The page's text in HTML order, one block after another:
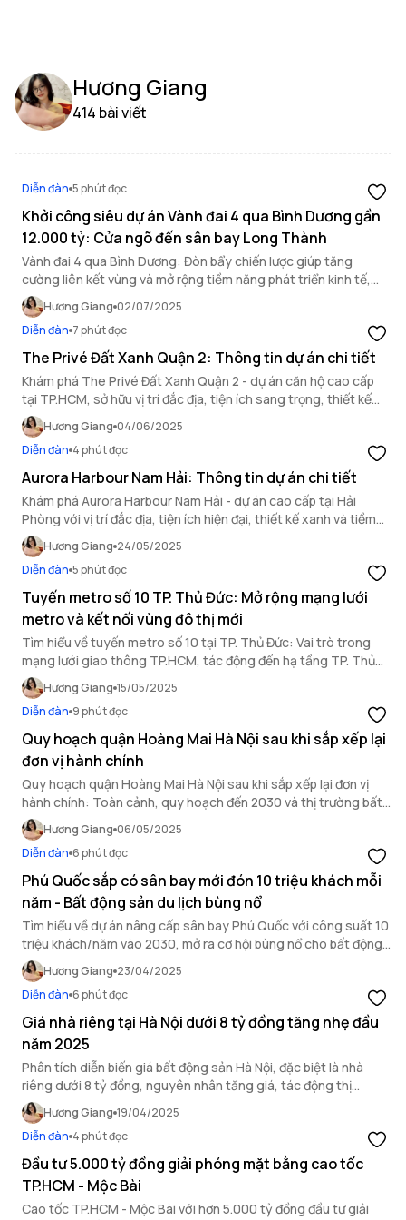
Hương Giang
414 bài viết
Diễn đàn 5 phút đọc
Khởi công siêu dự án Vành đai 4 qua Bình Dương gần
12.000 tỷ: Cửa ngõ đến sân bay Long Thành
Vành đai 4 qua Bình Dương: Đòn bẩy chiến lược giúp tăng
cường liên kết vùng và mở rộng tiềm năng phát triển kinh tế,
bất động sản Đông Nam Bộ.
Hương Giang 02/07/2025
Diễn đàn 7 phút đọc
The Privé Đất Xanh Quận 2: Thông tin dự án chi tiết
Khám phá The Privé Đất Xanh Quận 2 - dự án căn hộ cao cấp
tại TP.HCM, sở hữu vị trí đắc địa, tiện ích sang trọng, thiết kế
hiện đại và giá bán cạnh tranh, hấp dẫn.
Hương Giang 04/06/2025
Diễn đàn 4 phút đọc
Aurora Harbour Nam Hải: Thông tin dự án chi tiết
Khám phá Aurora Harbour Nam Hải - dự án cao cấp tại Hải
Phòng với vị trí đắc địa, tiện ích hiện đại, thiết kế xanh và tiềm
năng đầu tư nổi bật.
Hương Giang 24/05/2025
Diễn đàn 5 phút đọc
Tuyến metro số 10 TP. Thủ Đức: Mở rộng mạng lưới
metro và kết nối vùng đô thị mới
Tìm hiểu về tuyến metro số 10 tại TP. Thủ Đức: Vai trò trong
mạng lưới giao thông TP.HCM, tác động đến hạ tầng TP. Thủ
Đức và tiến độ triển khai dự án.
Hương Giang 15/05/2025
Diễn đàn 9 phút đọc
Quy hoạch quận Hoàng Mai Hà Nội sau khi sắp xếp lại
đơn vị hành chính
Quy hoạch quận Hoàng Mai Hà Nội sau khi sắp xếp lại đơn vị
hành chính: Toàn cảnh, quy hoạch đến 2030 và thị trường bất
động sản năm 2025.
Hương Giang 06/05/2025
Diễn đàn 6 phút đọc
Phú Quốc sắp có sân bay mới đón 10 triệu khách mỗi
năm - Bất động sản du lịch bùng nổ
Tìm hiểu về dự án nâng cấp sân bay Phú Quốc với công suất 10
triệu khách/năm vào 2030, mở ra cơ hội bùng nổ cho bất động
sản nghỉ dưỡng và du lịch đảo ngọc.
Hương Giang 23/04/2025
Diễn đàn 6 phút đọc
Giá nhà riêng tại Hà Nội dưới 8 tỷ đồng tăng nhẹ đầu
năm 2025
Phân tích diễn biến giá bất động sản Hà Nội, đặc biệt là nhà
riêng dưới 8 tỷ đồng, nguyên nhân tăng giá, tác động thị
trường và dự báo xu hướng tương lai.
Hương Giang 19/04/2025
Diễn đàn 4 phút đọc
Đầu tư 5.000 tỷ đồng giải phóng mặt bằng cao tốc
TP.HCM - Mộc Bài
Cao tốc TP.HCM - Mộc Bài với hơn 5.000 tỷ đồng đầu tư giải